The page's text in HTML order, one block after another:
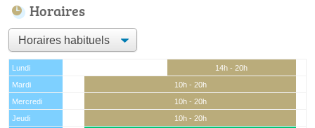
Horaires
Lundi
14h - 20h
Mardi
10h - 20h
Mercredi
10h - 20h
Jeudi
10h - 20h